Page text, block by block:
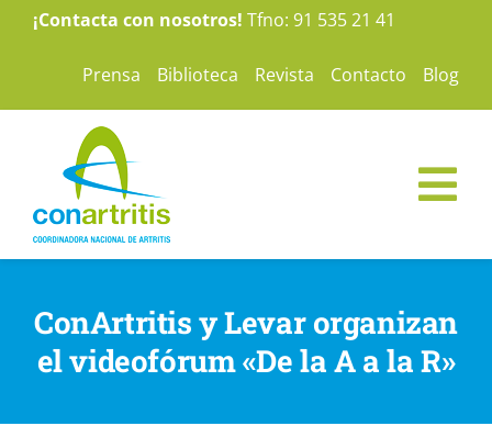
Saltar¡Contacta con nosotros! Tfno: 91 535 21 41
Prensa Biblioteca Revista Contacto Blog
ConArtritis y Levar organizan
el videofórum «De la A a la R»